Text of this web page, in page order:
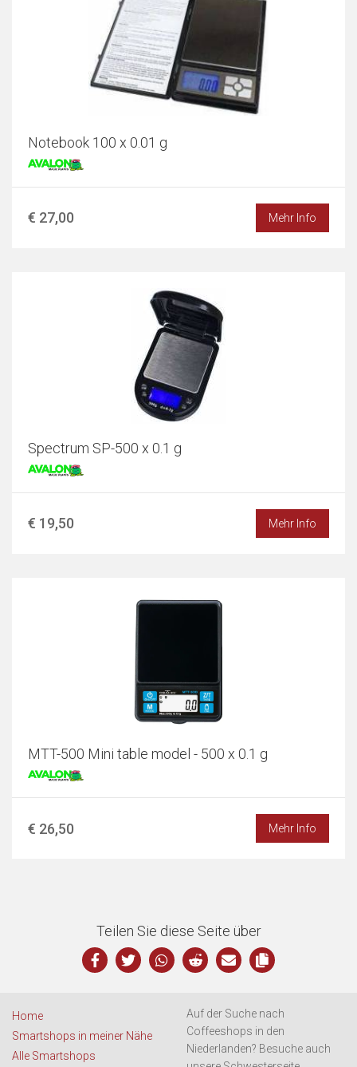
Notebook 100 x 0.01 g
€ 27,00 Mehr Info
Spectrum SP-500 x 0.1 g
€ 19,50 Mehr Info
MTT-500 Mini table model - 500 x 0.1 g
€ 26,50 Mehr Info
Teilen Sie diese Seite über
Home
Smartshops in meiner Nähe
Alle Smartshops
Auf der Suche nach
Coffeeshops in den
Niederlanden? Besuche auch